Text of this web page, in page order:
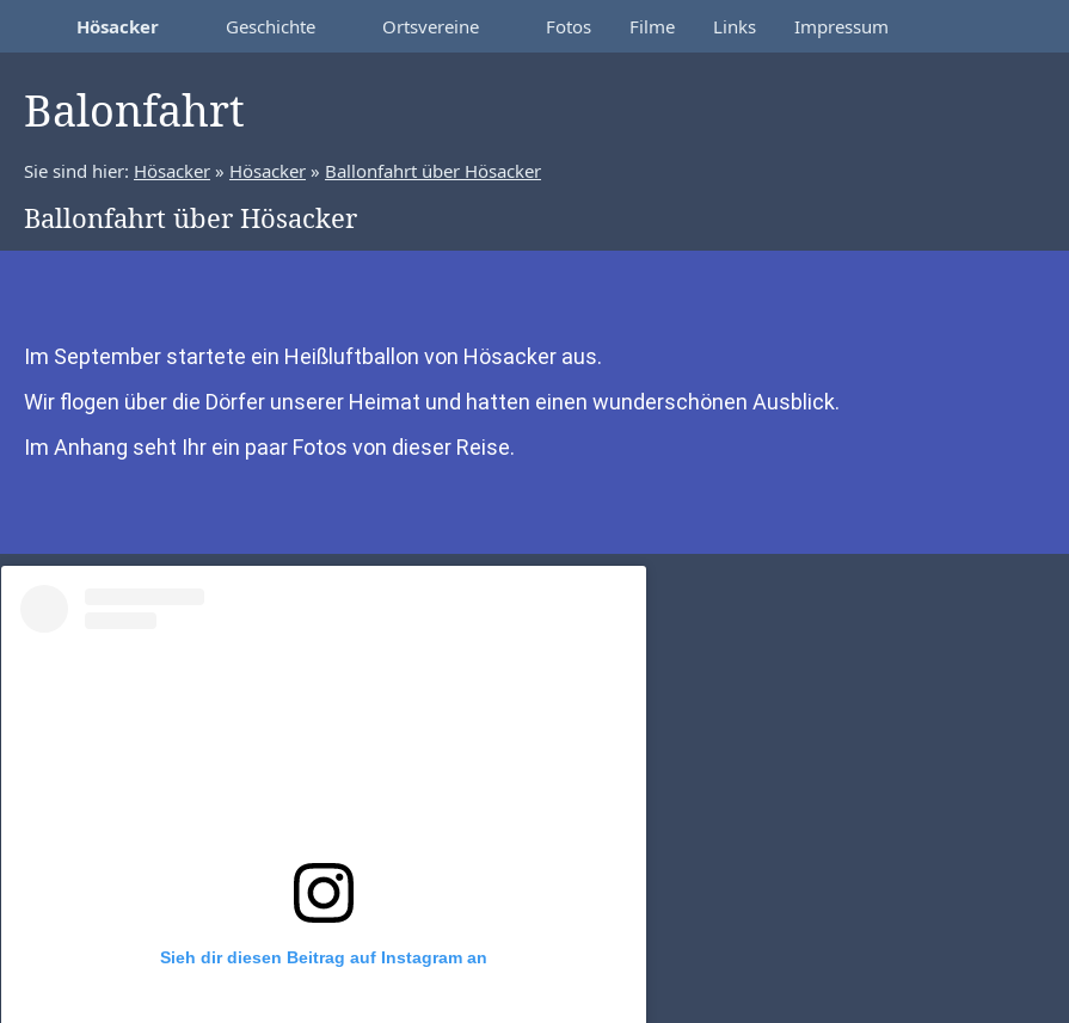
Hösacker Geschichte Ortsvereine Fotos Filme Links Impressum
Balonfahrt
Sie sind hier: Hösacker » Hösacker » Ballonfahrt über Hösacker
Ballonfahrt über Hösacker
Im September startete ein Heißluftballon von Hösacker aus.
Wir flogen über die Dörfer unserer Heimat und hatten einen wunderschönen Ausblick.
Im Anhang seht Ihr ein paar Fotos von dieser Reise.
Sieh dir diesen Beitrag auf Instagram an